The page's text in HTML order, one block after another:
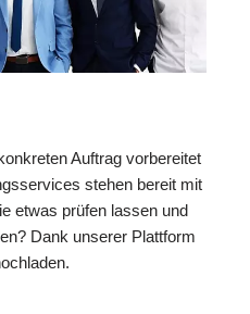
Auftrag vorbereitet
stehen bereit mit
etwas prüfen lassen und
Dank unserer Plattform